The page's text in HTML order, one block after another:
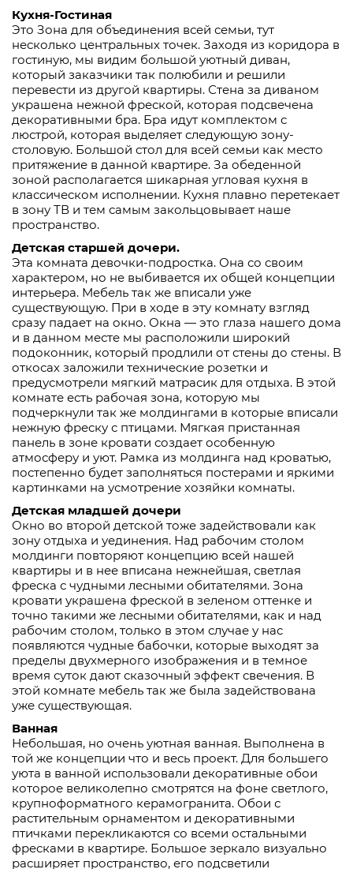
Кухня-Гостиная
Это Зона для объединения всей семьи, тут
несколько центральных точек. Заходя из коридора в
гостиную, мы видим большой уютный диван,
который заказчики так полюбили и решили
перевести из другой квартиры. Стена за диваном
украшена нежной фреской, которая подсвечена
декоративными бра. Бра идут комплектом с
люстрой, которая выделяет следующую зону-
столовую. Большой стол для всей семьи как место
притяжение в данной квартире. За обеденной
зоной располагается шикарная угловая кухня в
классическом исполнении. Кухня плавно перетекает
в зону ТВ и тем самым закольцовывает наше
пространство.
Детская старшей дочери.
Эта комната девочки-подростка. Она со своим
характером, но не выбивается их общей концепции
интерьера. Мебель так же вписали уже
существующую. При в ходе в эту комнату взгляд
сразу падает на окно. Окна — это глаза нашего дома
и в данном месте мы расположили широкий
подоконник, который продлили от стены до стены. В
откосах заложили технические розетки и
предусмотрели мягкий матрасик для отдыха. В этой
комнате есть рабочая зона, которую мы
подчеркнули так же молдингами в которые вписали
нежную фреску с птицами. Мягкая пристанная
панель в зоне кровати создает особенную
атмосферу и уют. Рамка из молдинга над кроватью,
постепенно будет заполняться постерами и яркими
картинками на усмотрение хозяйки комнаты.
Детская младшей дочери
Окно во второй детской тоже задействовали как
зону отдыха и уединения. Над рабочим столом
молдинги повторяют концепцию всей нашей
квартиры и в нее вписана нежнейшая, светлая
фреска с чудными лесными обитателями. Зона
кровати украшена фреской в зеленом оттенке и
точно такими же лесными обитателями, как и над
рабочим столом, только в этом случае у нас
появляются чудные бабочки, которые выходят за
пределы двухмерного изображения и в темное
время суток дают сказочный эффект свечения. В
этой комнате мебель так же была задействована
уже существующая.
Ванная
Небольшая, но очень уютная ванная. Выполнена в
той же концепции что и весь проект. Для большего
уюта в ванной использовали декоративные обои
которое великолепно смотрятся на фоне светлого,
крупноформатного керамогранита. Обои с
растительным орнаментом и декоративными
птичками перекликаются со всеми остальными
фресками в квартире. Большое зеркало визуально
расширяет пространство, его подсветили